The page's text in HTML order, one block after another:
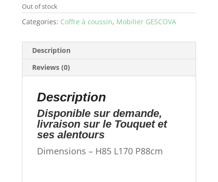
Out of stock
Categories: Coffre à coussin, Mobilier GESCOVA
Description
Reviews (0)
Description
Disponible sur demande,
livraison sur le Touquet et
ses alentours
Dimensions – H85 L170 P88cm